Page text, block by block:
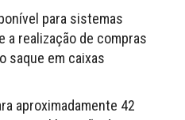
para sistemas
a realização de compras
saque em caixas
aproximadamente 42